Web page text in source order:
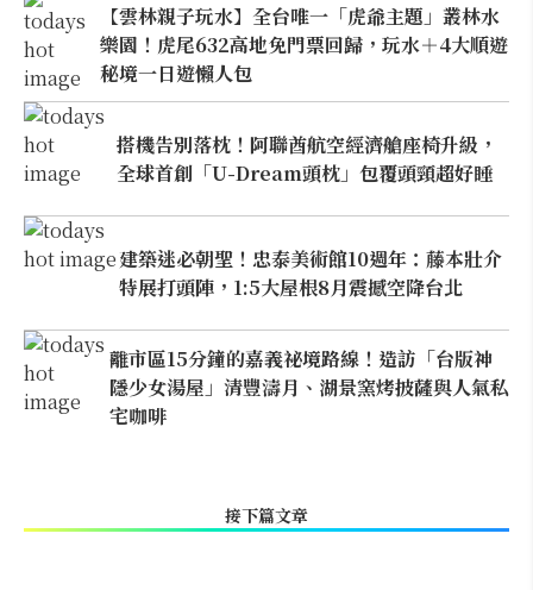
【雲林親子玩水】全台唯一「虎爺主題」叢林水
樂園！虎尾632高地免門票回歸，玩水＋4大順遊
秘境一日遊懶人包
搭機告別落枕！阿聯酋航空經濟艙座椅升級，
全球首創「U-Dream頭枕」包覆頭頸超好睡
建築迷必朝聖！忠泰美術館10週年：藤本壯介
特展打頭陣，1:5大屋根8月震撼空降台北
離市區15分鐘的嘉義祕境路線！造訪「台版神
隱少女湯屋」清豐濤月、湖景窯烤披薩與人氣私
宅咖啡
接下篇文章